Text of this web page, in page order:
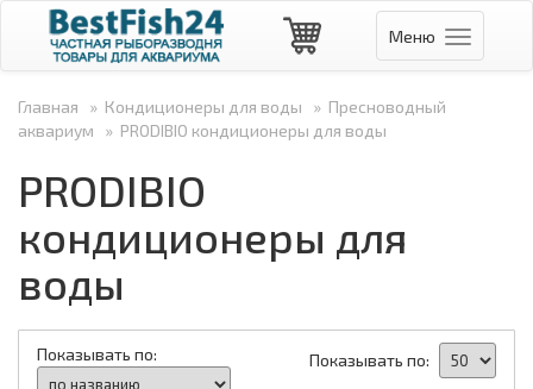
Меню
Главная » Кондиционеры для воды » Пресноводный
аквариум » PRODIBIO кондиционеры для воды
PRODIBIO
кондиционеры для
воды
Показывать по:
Показывать по: